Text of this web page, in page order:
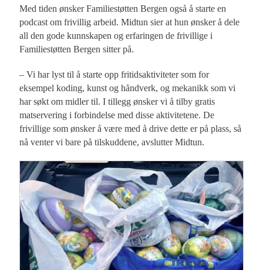
Med tiden ønsker Familiestøtten Bergen også å starte en
podcast om frivillig arbeid. Midtun sier at hun ønsker å dele
all den gode kunnskapen og erfaringen de frivillige i
Familiestøtten Bergen sitter på.
– Vi har lyst til å starte opp fritidsaktiviteter som for
eksempel koding, kunst og håndverk, og mekanikk som vi
har søkt om midler til. I tillegg ønsker vi å tilby gratis
matservering i forbindelse med disse aktivitetene. De
frivillige som ønsker å være med å drive dette er på plass, så
nå venter vi bare på tilskuddene, avslutter Midtun.